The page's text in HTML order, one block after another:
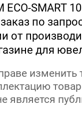
ECO-SMART
по
от
для
изменить
является